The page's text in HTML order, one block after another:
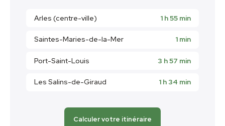
Arles (centre-ville) 1 h 55 min
Saintes-Maries-de-la-Mer 1 min
Port-Saint-Louis 3 h 57 min
Les Salins-de-Giraud 1 h 34 min
Calculer votre itinéraire